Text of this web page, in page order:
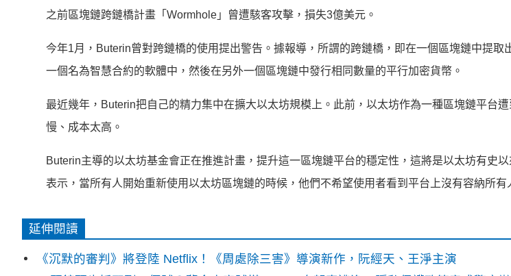
之前區塊鏈跨鏈橋計畫「Wormhole」曾遭駭客攻擊，損失3億美元。
今年1月，Buterin曾對跨鏈橋的使用提出警告。據報導，所謂的跨鏈橋，即在一個區塊鏈中提取
一個名為智慧合約的軟體中，然後在另外一個區塊鏈中發行相同數量的平行加密貨幣。
最近幾年，Buterin把自己的精力集中在擴大以太坊規模上。此前，以太坊作為一種區塊鏈平台
慢、成本太高。
Buterin主導的以太坊基金會正在推進計畫，提升這一區塊鏈平台的穩定性，這將是以太坊有史
表示，當所有人開始重新使用以太坊區塊鏈的時候，他們不希望使用者看到平台上沒有容納所有
延伸閱讀
《沉默的審判》將登陸 Netflix！《周處除三害》導演新作，阮經天、王淨主演